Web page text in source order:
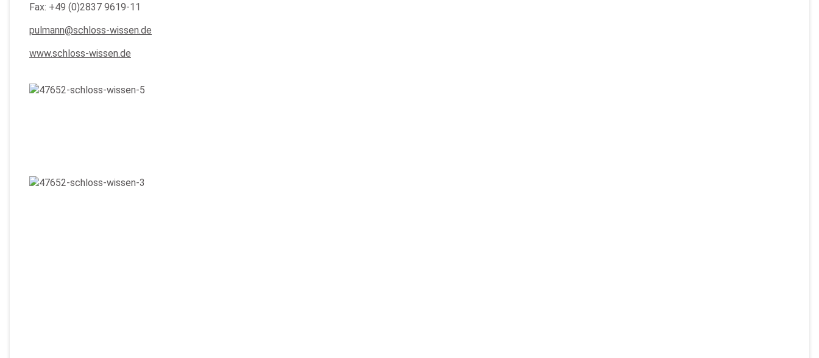
Fax: +49 (0)2837 9619-11
pulmann@schloss-wissen.de
www.schloss-wissen.de